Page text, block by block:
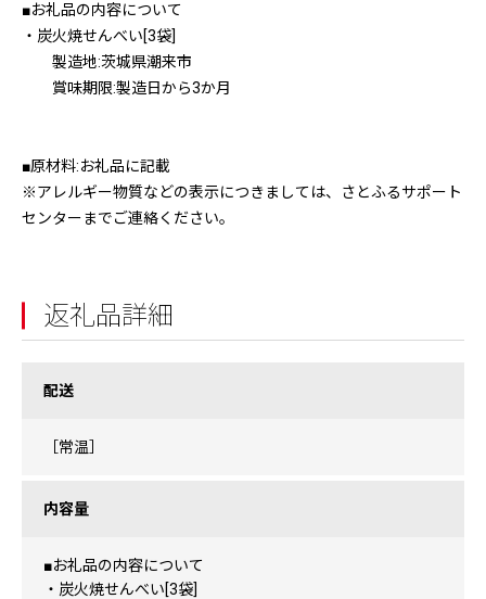
■お礼品の内容について
・炭火焼せんべい[3袋]
製造地:茨城県潮来市
賞味期限:製造日から3か月
■原材料:お礼品に記載
※アレルギー物質などの表示につきましては、さとふるサポート
センターまでご連絡ください。
返礼品詳細
配送
［常温］
内容量
■お礼品の内容について
・炭火焼せんべい[3袋]